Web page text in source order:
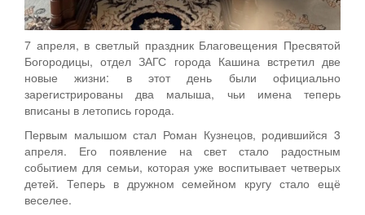
7 апреля, в светлый праздник Благовещения Пресвятой
Богородицы, отдел ЗАГС города Кашина встретил две
новые жизни: в этот день были официально
зарегистрированы два малыша, чьи имена теперь
вписаны в летопись города.
Первым малышом стал Роман Кузнецов, родившийся 3
апреля. Его появление на свет стало радостным
событием для семьи, которая уже воспитывает четверых
детей. Теперь в дружном семейном кругу стало ещё
веселее.